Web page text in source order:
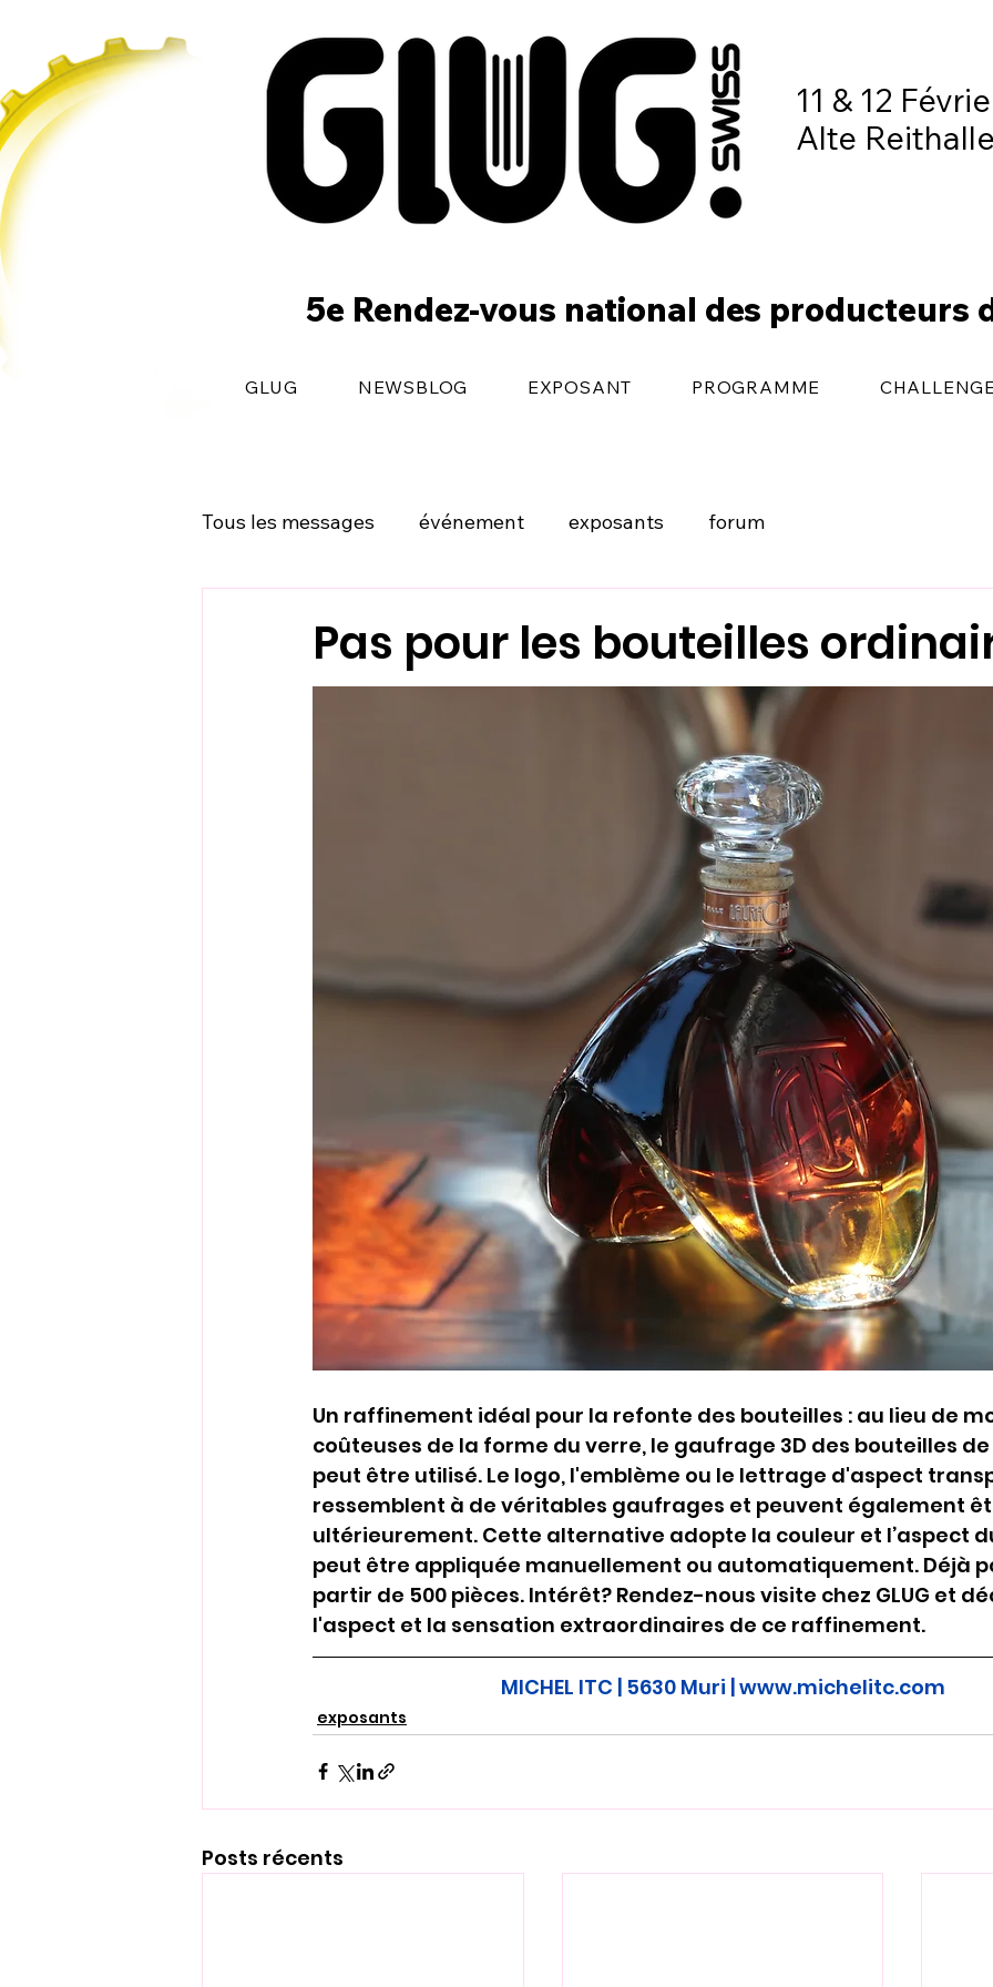
11 & 12
Alte
5e Rendez-vous national des producteurs
GLUG NEWSBLOG EXPOSANT PROGRAMME
Tous les messages événement exposants forum
Pas pour les bouteilles
Un raffinement idéal pour la refonte des bouteilles : au lieu de
coûteuses de la forme du verre, le gaufrage 3D des bouteilles de
peut être utilisé. Le logo, l'emblème ou le lettrage d'aspect
ressemblent à de véritables gaufrages et peuvent également
ultérieurement. Cette alternative adopte la couleur et l’aspect
peut être appliquée manuellement ou automatiquement. Déjà
partir de 500 pièces. Intérêt? Rendez-nous visite chez GLUG et
l'aspect et la sensation extraordinaires de ce raffinement.
MICHEL ITC | 5630 Muri | www.michelitc.com
exposants
Posts récents